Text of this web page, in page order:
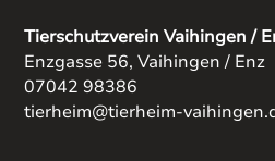
Tierschutzverein Vaihingen /
Enzgasse 56, Vaihingen / Enz
07042 98386
tierheim@tierheim-